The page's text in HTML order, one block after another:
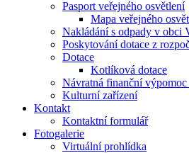
Pasport veřejného osvětlení
Mapa veřejného
Nakládání s odpady v obci
Poskytování dotace z
Dotace
Kotlíková dotace
Návratná finanční
Kulturní zařízení
Kontakt
Kontaktní formulář
Fotogalerie
Virtuální prohlídka